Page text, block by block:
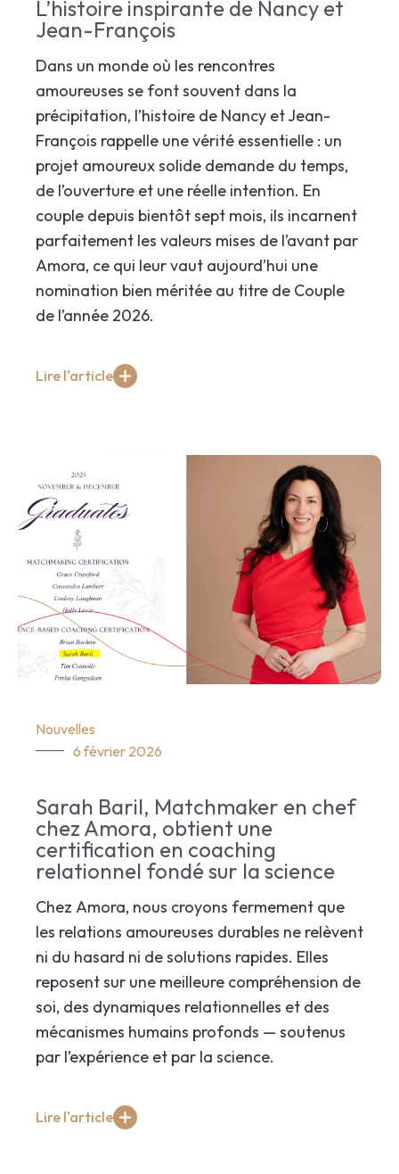
L’histoire inspirante de Nancy et
Jean-François
Dans un monde où les rencontres
amoureuses se font souvent dans la
précipitation, l’histoire de Nancy et Jean-
François rappelle une vérité essentielle : un
projet amoureux solide demande du temps,
de l’ouverture et une réelle intention. En
couple depuis bientôt sept mois, ils incarnent
parfaitement les valeurs mises de l’avant par
Amora, ce qui leur vaut aujourd’hui une
nomination bien méritée au titre de Couple
de l’année 2026.
Lire l'article
Nouvelles
6 février 2026
Sarah Baril, Matchmaker en chef
chez Amora, obtient une
certification en coaching
relationnel fondé sur la science
Chez Amora, nous croyons fermement que
les relations amoureuses durables ne relèvent
ni du hasard ni de solutions rapides. Elles
reposent sur une meilleure compréhension de
soi, des dynamiques relationnelles et des
mécanismes humains profonds — soutenus
par l’expérience et par la science.
Lire l'article